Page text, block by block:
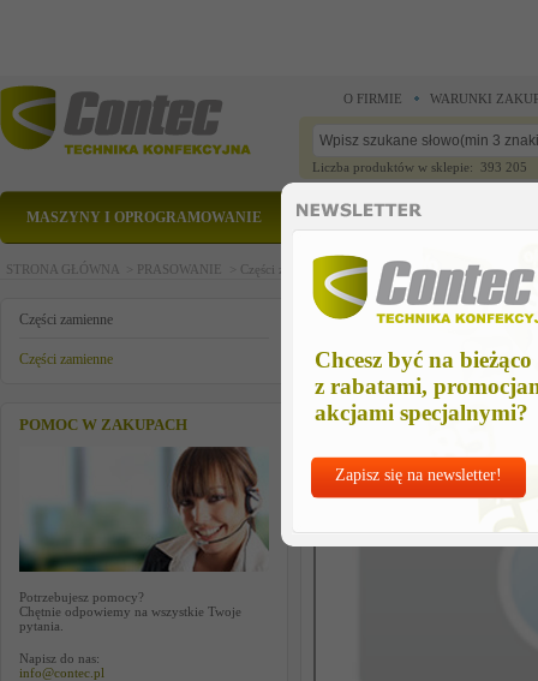
Chcesz być na bieżąco
z rabatami,
akcjami specjalnymi?
Zapisz się na newsletter!
O FIRMIE WARUNKI
Liczba produktów w sklepie: 393 205
MASZYNY I OPROGRAMOWANIE CZĘŚCI ZAMIENNE
STRONA GŁÓWNA > PRASOWANIE > Części zamienne >Części zamienne > syfon
Części zamienne
Części zamienne
POMOC W ZAKUPACH
Potrzebujesz pomocy?
Chętnie odpowiemy na wszystkie Twoje
pytania.
Napisz do nas:
info@contec.pl
syfon miedziany